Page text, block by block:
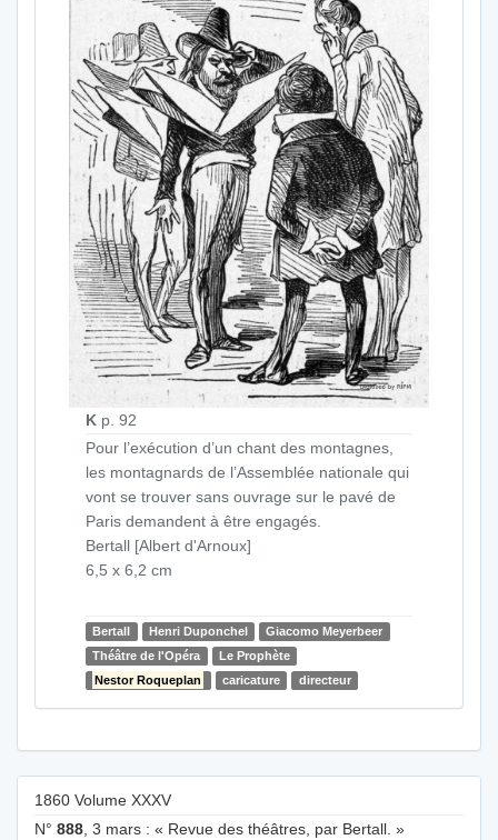
K p. 92
Pour l’exécution d’un chant des montagnes,
les montagnards de l’Assemblée nationale qui
vont se trouver sans ouvrage sur le pavé de
Paris demandent à être engagés.
Bertall [Albert d'Arnoux]
6,5 x 6,2 cm
Bertall Henri Duponchel
Giacomo Meyerbeer
Théâtre de l'Opéra
Le Prophète
Nestor Roqueplan
caricature directeur
1860 Volume XXXV
N° 888 , 3 mars : « Revue des théâtres, par Bertall. »